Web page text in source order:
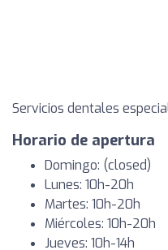
Servicios dentales
Horario de apertura
Domingo: (closed)
Lunes: 10h-20h
Martes: 10h-20h
Miércoles: 10h-20h
Jueves: 10h-14h